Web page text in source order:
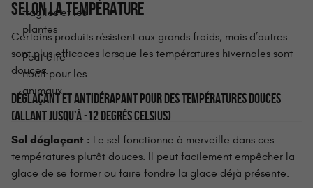
fragiles et les
plantes
Peut être
nocif pour les
animaux
SELON LA TEMPÉRATURE
Certains produits résistent aux grands froids, mais d’autres
sont plus efficaces lorsque les températures hivernales sont
douces.
DÉGLAÇANT ET ANTIDÉRAPANT POUR DES TEMPÉRATURES DOUCES
(ALLANT JUSQU’À -12 DEGRÉS CELSIUS)
Sel déglaçant : Le sel fonctionne à merveille dans ces
températures plutôt douces. Il peut facilement empêcher la
glace de se former ou faire fondre la glace déjà présente.